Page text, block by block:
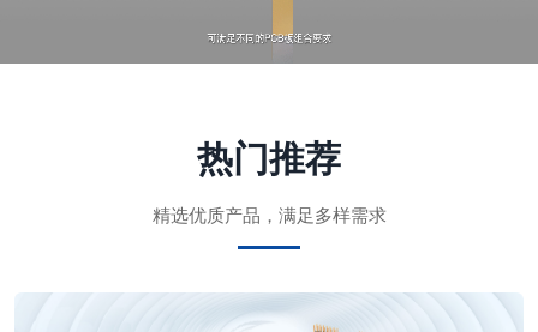
热门推荐
精选优质产品，满足多样需求